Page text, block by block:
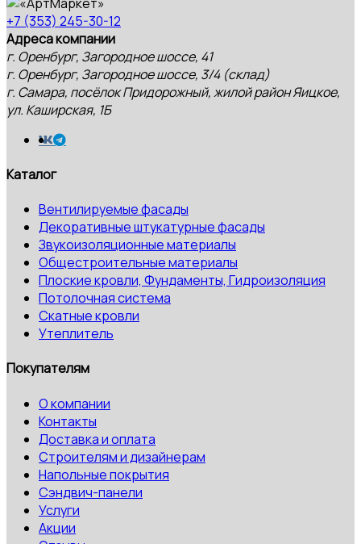
+7 (353) 245-30-12
Адреса компании
г. Оренбург, Загородное шоссе, 41
г. Оренбург, Загородное шоссе, 3/4 (склад)
г. Самара, посёлок Придорожный, жилой район Яицкое,
ул. Каширская, 1Б
Каталог
Вентилируемые фасады
Декоративные штукатурные фасады
Звукоизоляционные материалы
Общестроительные материалы
Плоские кровли, Фундаменты, Гидроизоляция
Потолочная система
Скатные кровли
Утеплитель
Покупателям
О компании
Контакты
Доставка и оплата
Строителям и дизайнерам
Напольные покрытия
Сэндвич-панели
Услуги
Акции